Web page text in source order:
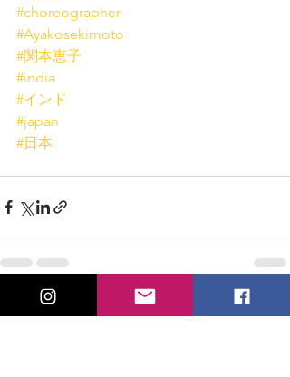
#choreographer
#Ayakosekimoto
#関本恵子
#india
#インド
#japan
#日本
最新記事 すべて表示